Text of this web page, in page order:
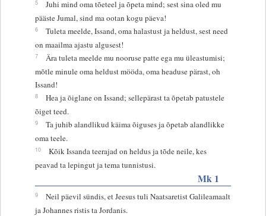
5
Juhi mind oma tõeteel ja õpeta mind; sest sina oled mu
pääste Jumal, sind ma ootan kogu päeva!
6
Tuleta meelde, Issand, oma halastust ja heldust, sest need
on maailma ajastu algusest!
7
Ära tuleta meelde mu nooruse patte ega mu üleastumisi;
mõtle minule oma heldust mööda, oma headuse pärast, oh
Issand!
8
Hea ja õiglane on Issand; sellepärast ta õpetab patustele
õiget teed.
9
Ta juhib alandlikud käima õiguses ja õpetab alandlikke
oma teele.
10
Kõik Issanda teerajad on heldus ja tõde neile, kes
peavad ta lepingut ja tema tunnistusi.
Mk 1
9
Neil päevil sündis, et Jeesus tuli Naatsaretist Galileamaalt
ja Johannes ristis ta Jordanis.